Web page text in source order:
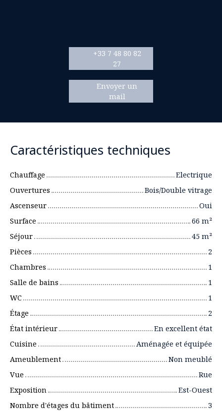
+33 7 48 80 82
27
Envoyer un
mail
Caractéristiques techniques
Chauffage
Electrique
Ouvertures
Bois/Double vitrage
Ascenseur
Oui
Surface
66 m²
Séjour
45 m²
Pièces
2
Chambres
1
Salle de bains
1
WC
1
Étage
2
État intérieur
En excellent état
Cuisine
Aménagée et équipée
Ameublement
Non meublé
Vue
Rue
Exposition
Est-Ouest
Nombre d'étages du bâtiment
3